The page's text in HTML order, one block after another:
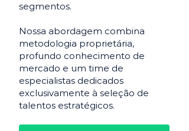
segmentos.
Nossa abordagem combina
metodologia proprietária,
profundo conhecimento de
mercado e um time de
especialistas dedicados
exclusivamente à seleção de
talentos estratégicos.